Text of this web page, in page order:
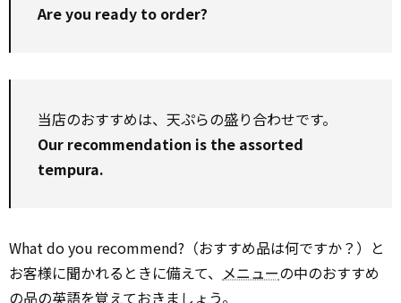
Are you ready to order?
当店のおすすめは、天ぷらの盛り合わせです。
Our recommendation is the assorted
tempura.
What do you recommend?（おすすめ品は何ですか？）と
お客様に聞かれるときに備えて、 メニューの中のおすすめ
の品の英語を覚えておきましょう。